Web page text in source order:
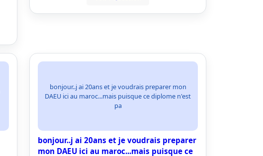
bonjour..j ai 20ans et je voudrais preparer mon
DAEU ici au maroc...mais puisque ce diplome n'est
pa
bonjour..j ai 20ans et je voudrais preparer
mon DAEU ici au maroc...mais puisque ce